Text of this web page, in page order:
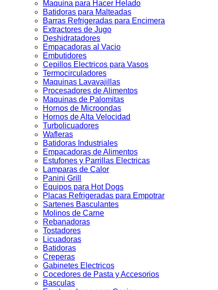
Maquina para Hacer Helado
Batidoras para Malteadas
Barras Refrigeradas para Encimera
Extractores de Jugo
Deshidratadores
Empacadoras al Vacio
Embutidores
Cepillos Electricos para Vasos
Termocirculadores
Maquinas Lavavajillas
Procesadores de Alimentos
Maquinas de Palomitas
Hornos de Microondas
Hornos de Alta Velocidad
Turbolicuadores
Wafleras
Batidoras Industriales
Empacadoras de Alimentos
Estufones y Parrillas Electricas
Lamparas de Calor
Panini Grill
Equipos para Hot Dogs
Placas Refrigeradas para Empotrar
Sartenes Basculantes
Molinos de Carne
Rebanadoras
Tostadores
Licuadoras
Batidoras
Creperas
Gabinetes Electricos
Cocedores de Pasta y Accesorios
Basculas